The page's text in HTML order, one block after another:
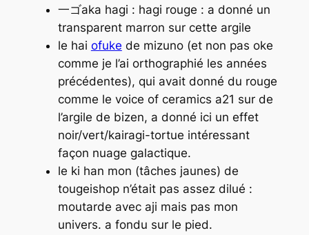
一ゴaka hagi : hagi rouge : a donné un
transparent marron sur cette argile
le hai ofuke de mizuno (et non pas oke
comme je l’ai orthographié les années
précédentes), qui avait donné du rouge
comme le voice of ceramics a21 sur de
l’argile de bizen, a donné ici un effet
noir/vert/kairagi-tortue intéressant
façon nuage galactique.
le ki han mon (tâches jaunes) de
tougeishop n’était pas assez dilué :
moutarde avec aji mais pas mon
univers. a fondu sur le pied.